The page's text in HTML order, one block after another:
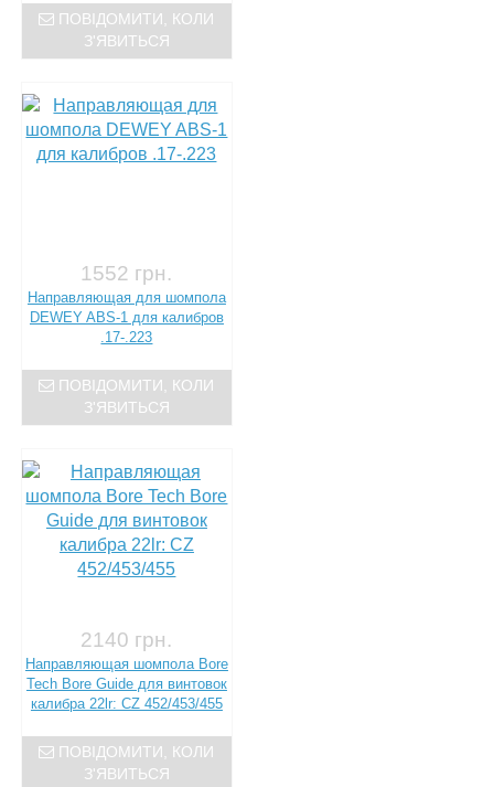
ПОВІДОМИТИ, КОЛИ
З'ЯВИТЬСЯ
1552 грн.
Направляющая для шомпола
DEWEY ABS-1 для калибров
.17-.223
ПОВІДОМИТИ, КОЛИ
З'ЯВИТЬСЯ
2140 грн.
Направляющая шомпола Bore
Tech Bore Guide для винтовок
калибра 22lr: CZ 452/453/455
ПОВІДОМИТИ, КОЛИ
З'ЯВИТЬСЯ